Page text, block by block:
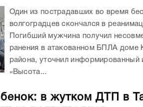
Один из пострадавших во время
волгоградцев скончался в
Погибший мужчина получил
ранения в атакованном БПЛА доме
района, уточнил информированный
«Высота...
в жутком ДТП в